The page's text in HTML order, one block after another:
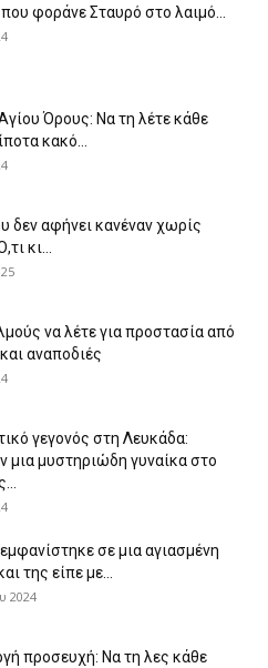
που φοράνε Σταυρό στο λαιμό…
Όρους: Να τη λέτε κάθε
κακό...
δεν αφήνει κανέναν χωρίς
κι...
να λέτε για προστασία από
αναποδιές
γεγονός στη Λευκάδα:
μια μυστηριώδη γυναίκα στο
σε μια αγιασμένη
της είπε με...
2024
προσευχή: Να τη λες κάθε